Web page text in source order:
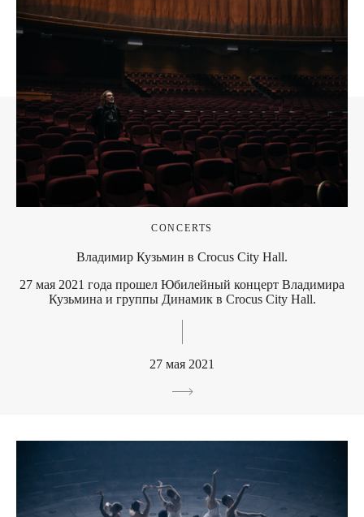
CONCERTS
Владимир Кузьмин в Crocus City Hall.
27 мая 2021 года прошел Юбилейный концерт Владимира
Кузьмина и группы Динамик в Crocus City Hall.
27 мая 2021